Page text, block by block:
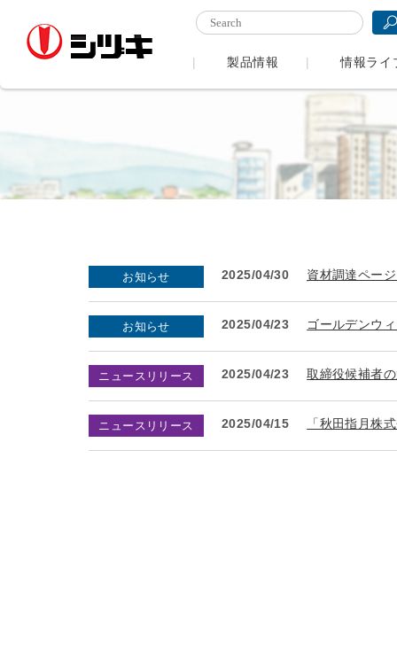
製品情報 情報ライ
お知らせ 2025/04/30 資材調達ペー
お知らせ 2025/04/23 ゴールデンウ
ニュースリリース 2025/04/23 取締役候補者
ニュースリリース 2025/04/15 「秋田指月株